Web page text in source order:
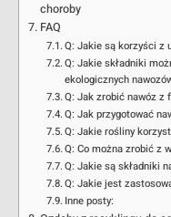
choroby
FAQ
Q: Jakie są korzyści z
Q: Jakie składniki
ekologicznych
Q: Jak zrobić nawóz z
Q: Jak przygotować
Q: Jakie rośliny
Q: Co można zrobić z
Q: Jakie są składniki
Q: Jakie jest
Inne posty: